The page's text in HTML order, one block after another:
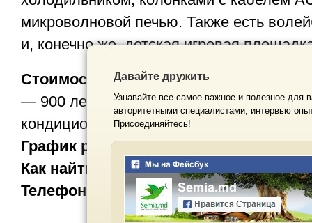
микроволновой печью. Также есть
и, конечно же, детская игровая
Стоимость: террасы на 10-12 мест —
— 900 леев; 20 мест — 1200 леев; 50
кондиционер) — 2000 леев.
График работы:понедельник-
Как найти:
Данчены, на берегу озера.
Teлефон:
0 69 17-02-81
Давайте дружить
Узнавайте все самое важное и полезное для
авторитетными специалистами, интервью
Присоединяйтесь!